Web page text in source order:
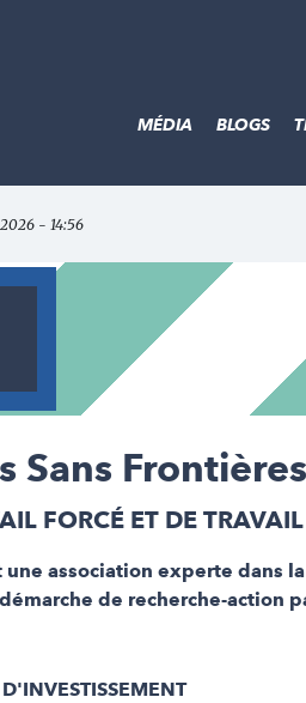
MÉDIA BLOGS
- 14:56
Sans Frontières
FORCÉ ET DE
une association experte
de recherche-action